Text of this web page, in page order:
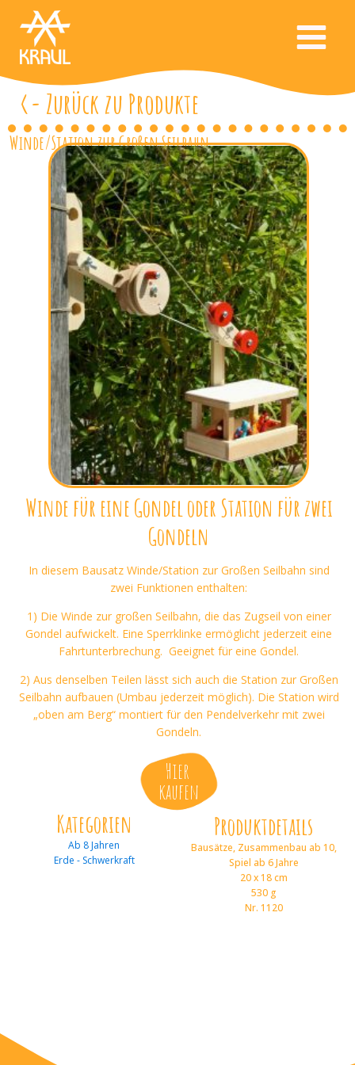
<- Zurück zu Produkte
Winde/Station zur Großen Seilbahn
Windefür eine Gondel oder Station für zwei
Gondeln
In diesem Bausatz Winde/Station zur Großen Seilbahn sind
zwei Funktionen enthalten:
1) Die Winde zur großen Seilbahn, die das Zugseil von einer
Gondel aufwickelt. Eine Sperrklinke ermöglicht jederzeit eine
Fahrtunterbrechung. Geeignet für eine Gondel.
2) Aus denselben Teilen lässt sich auch die Station zur Großen
Seilbahn aufbauen (Umbau jederzeit möglich). Die Station wird
„oben am Berg“ montiert für den Pendelverkehr mit zwei
Gondeln.
Hier
kaufen
Kategorien
Ab 8 Jahren
Erde - Schwerkraft
Produktdetails
Bausätze, Zusammenbau ab 10,
Spiel ab 6 Jahre
20 x 18 cm
530 g
Nr. 1120